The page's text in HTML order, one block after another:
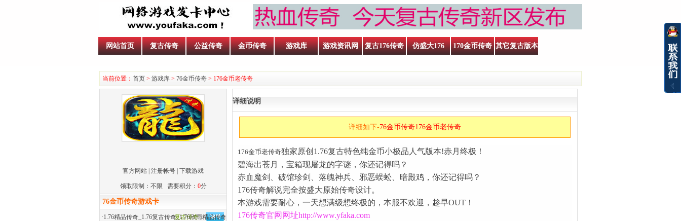
网站首页 复古传奇 公益传奇 金币传奇 游戏库 游戏资讯网 复古176传奇 仿盛大176 170金币传奇 其它复古版本
当前位置： 首页 > 游戏库 > 76金币传奇 > 176金币老传奇
官方网站 注册帐号 下载游戏
领取限制：不限 需要积分： 0分
76金币传奇游戏卡
复古传奇
·1.76精品传奇_1.76复古传奇_1.76欣雨精品传奇
详细说明
详细如下-76金币传奇176金币老传奇
176金币老传奇独家原创1.76复古特色纯金币小极品人气版本!赤月终极！
碧海出苍月，宝箱现屠龙的字谜，你还记得吗？
赤血魔剑、破馆珍剑、落魄神兵、邪恶蜈蚣、暗殿鸡，你还记得吗？
176传奇解说完全按盛大原始传奇设计。
本游戏需要耐心，一天想满级想终极的，本服不欢迎，趁早OUT！
176传奇官网 网址http://www.yfaka.com